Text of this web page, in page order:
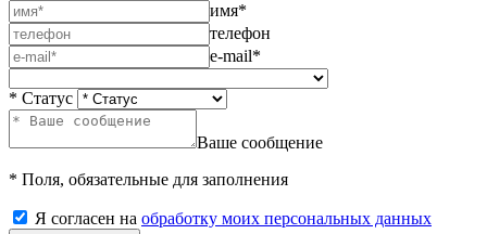
имя*
телефон
e-mail*
* Статус
Ваше сообщение
* Поля, обязательные для заполнения
Я согласен на обработку моих персональных данных